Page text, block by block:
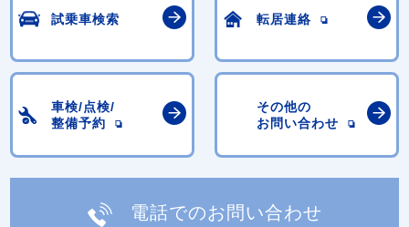
試乗車検索 転居連絡
車検/点検/
整備予約
その他の
お問い合わせ
電話でのお問い合わせ